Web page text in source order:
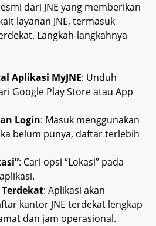
dari JNE yang memberikan
layanan JNE, termasuk
Langkah-langkahnya
Aplikasi MyJNE: Unduh
Google Play Store atau App
Login: Masuk menggunakan
belum punya, daftar terlebih
: Cari opsi “Lokasi” pada
Terdekat: Aplikasi akan
kantor JNE terdekat lengkap
dan jam operasional.